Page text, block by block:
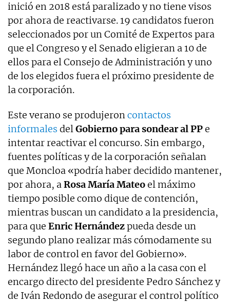
inició en 2018 está paralizado y no tiene visos
por ahora de reactivarse. 19 candidatos fueron
seleccionados por un Comité de Expertos para
que el Congreso y el Senado eligieran a 10 de
ellos para el Consejo de Administración y uno
de los elegidos fuera el próximo presidente de
la corporación.
Este verano se produjeroncontactos
informales delGobierno para sondear al PPe
intentar reactivar el concurso. Sin embargo,
fuentes políticas y de la corporación señalan
que Moncloa «podría haber decidido mantener,
por ahora, aRosa María Mateoel máximo
tiempo posible como dique de contención,
mientras buscan un candidato a la presidencia,
para que Enric Hernándezpueda desde un
segundo plano realizar más cómodamente su
labor de control en favor del Gobierno».
Hernández llegó hace un año a la casa con el
encargo directo del presidente Pedro Sánchez y
de Iván Redondo de asegurar el control político